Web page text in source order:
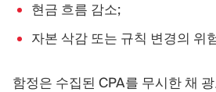
현금 흐름 감소;
자본 삭감 또는 규칙 변경의 위
함정은 수집된 CPA를 무시한 채